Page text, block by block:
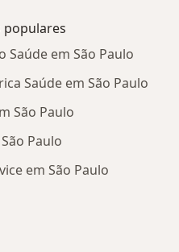
populares
Saúde em São Paulo
Saúde em São Paulo
São Paulo
Paulo
em São Paulo